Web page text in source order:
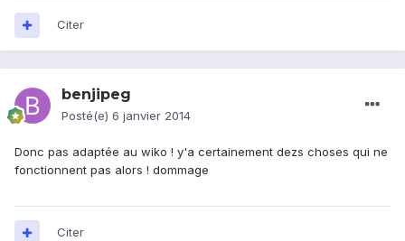
Citer
benjipeg
Posté(e) 6 janvier 2014
Donc pas adaptée au wiko ! y'a certainement dezs choses qui ne
fonctionnent pas alors ! dommage
Citer